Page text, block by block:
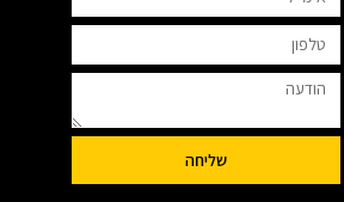
שליחה